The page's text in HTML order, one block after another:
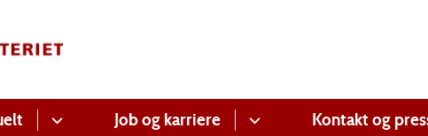
Job og karriere Kontakt og